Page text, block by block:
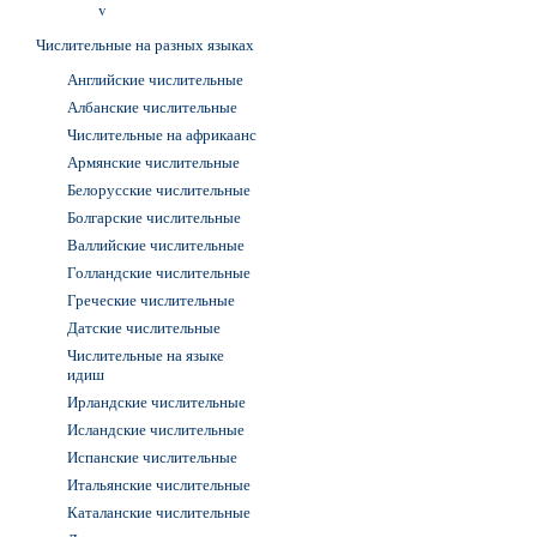
v
Числительные на разных языках
Английские числительные
Албанские числительные
Числительные на африкаанс
Армянские числительные
Белорусские числительные
Болгарские числительные
Валлийские числительные
Голландские числительные
Греческие числительные
Датские числительные
Числительные на языке
идиш
Ирландские числительные
Исландские числительные
Испанские числительные
Итальянские числительные
Каталанские числительные